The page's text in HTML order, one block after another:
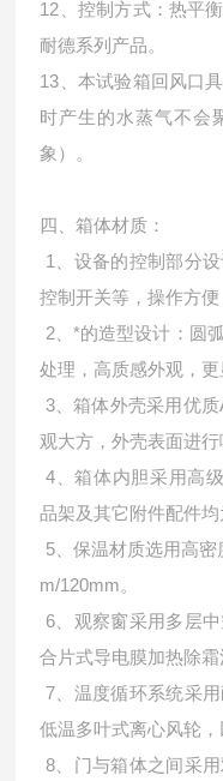
12、控制方式：热平
耐德系列产品。
13、本试验箱回风口
时产生的水蒸气不会
象）。
四、箱体材质：
1、设备的控制部分
控制开关等，操作方便
2、*的造型设计：圆
处理，高质感外观，更
3、箱体外壳采用优
观大方，外壳表面进行
4、箱体内胆采用高
品架及其它附件配件均
5、保温材质选用高
m/120mm。
6、观察窗采用多层
合片式导电膜加热除霜
7、温度循环系统采
低温多叶式离心风轮，
8、门与箱体之间采